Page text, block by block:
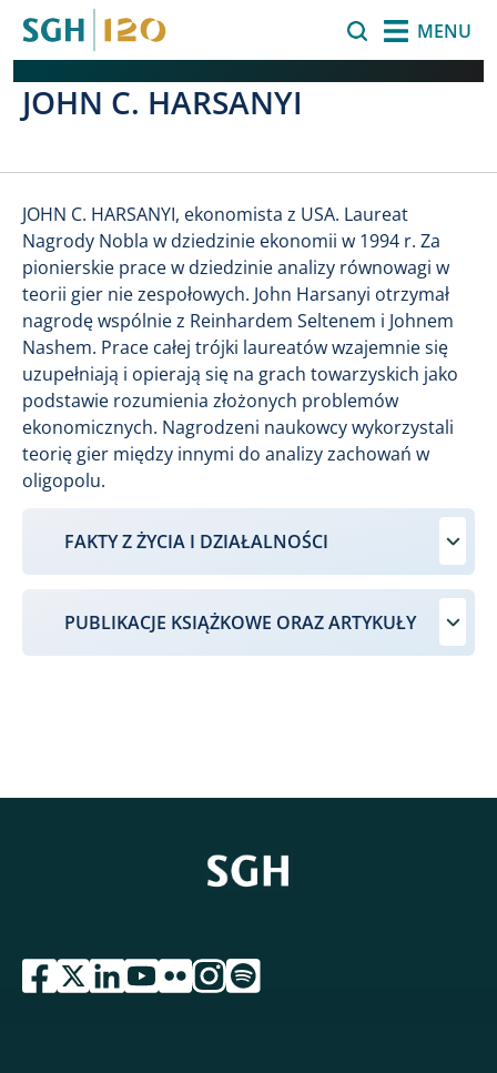
MENU
JOHN C. HARSANYI
JOHN C. HARSANYI, ekonomista z USA. Laureat
Nagrody Nobla w dziedzinie ekonomii w 1994 r. Za
pionierskie prace w dziedzinie analizy równowagi w
teorii gier nie zespołowych. John Harsanyi otrzymał
nagrodę wspólnie z Reinhardem Seltenem i Johnem
Nashem. Prace całej trójki laureatów wzajemnie się
uzupełniają i opierają się na grach towarzyskich jako
podstawie rozumienia złożonych problemów
ekonomicznych. Nagrodzeni naukowcy wykorzystali
teorię gier między innymi do analizy zachowań w
oligopolu.
FAKTY Z ŻYCIA I DZIAŁALNOŚCI
PUBLIKACJE KSIĄŻKOWE ORAZ ARTYKUŁY
przejdź do serwisu facebook sgh
przejdź do serwisu twitter sgh
przejdź do serwisu linkedin sgh
przejdź do serwisu youtube sgh
przejdź do serwisu flickr sgh
przejdź do serwisu instagram sgh
przejdź do serwisu spotify sgh